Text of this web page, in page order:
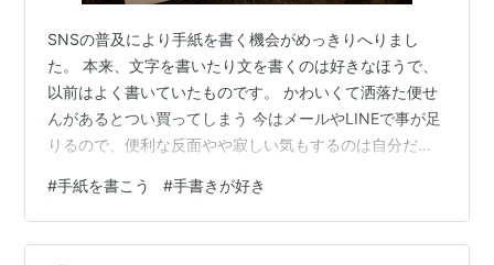
SNSの普及により手紙を書く機会がめっきりへりまし
た。 本来、文字を書いたり文を書くのは好きなほうで、
以前はよく書いていたものです。 かわいくて洒落た便せ
んがあるとつい買ってしまう 今はメールやLINEで事が足
りるので、便利な反面やや寂しい気もするのは自分だ
欠かしません。 クリスマスカードを送ること そして年賀
状を送ることです。 クリスマスカード おもに海外に住む
友人数人にあてた年末年始のごあいさつとして送りま
#手紙を書こう #手書きが好き